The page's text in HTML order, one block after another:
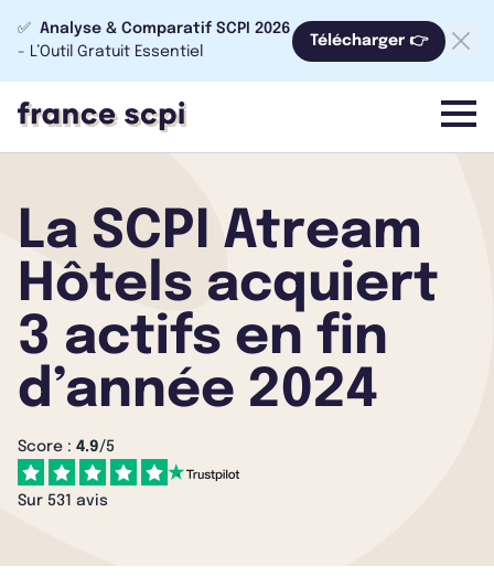
✅ Analyse & Comparatif SCPI 2026
- L’Outil Gratuit Essentiel
Télécharger 👉
menu
La SCPI Atream
Hôtels acquiert
3 actifs en fin
d’année 2024
Score : 4.9/5
Sur 531 avis